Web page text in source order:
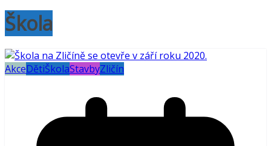
Škola
AkceDětiŠkolaStavbyZličín